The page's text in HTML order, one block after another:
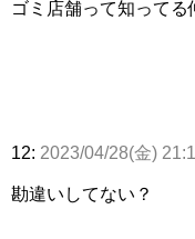
ゴミ店舗って知ってる
12: 2023/04/28(金)
勘違いしてない？